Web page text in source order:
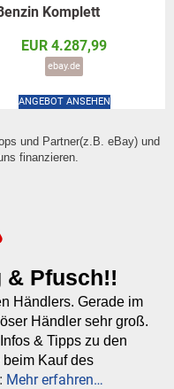
Komplett
EUR 4.287,99
ebay.de
ANGEBOT ANSEHEN
und Partner(z.B. eBay) und
finanzieren.
& Pfusch!!
Händlers. Gerade im
Händler sehr groß.
& Tipps zu den
Kauf des
Mehr erfahren…